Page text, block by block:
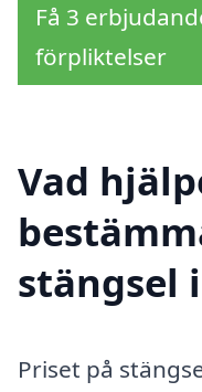
Få 3
förpliktelser
Vad
stängsel
Priset på